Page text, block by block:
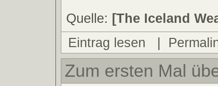
Quelle: [The Iceland
Eintrag lesen
|
Zum ersten Mal